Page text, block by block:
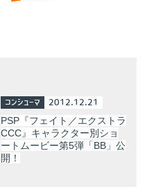
コンシューマ 2012.12.21
PSP『フェイト／エクストラ
CCC』キャラクター別ショ
ートムービー第5弾「BB」公
開！